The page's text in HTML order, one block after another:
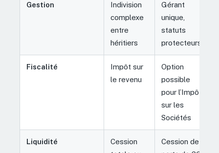
Gestion
Indivision
complexe
entre
héritiers
Gérant
unique,
statuts
protecteurs
Fiscalité
Impôt sur
le revenu
Option
possible
pour l’Impôt
sur les
Sociétés
Liquidité
Cession
Cession de